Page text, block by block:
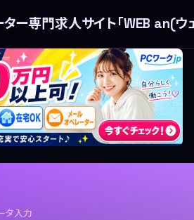
ー専門求人サイト「WEB an(ウ
タ入力